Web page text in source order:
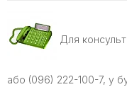
Для
або (096) 222-100-7, у